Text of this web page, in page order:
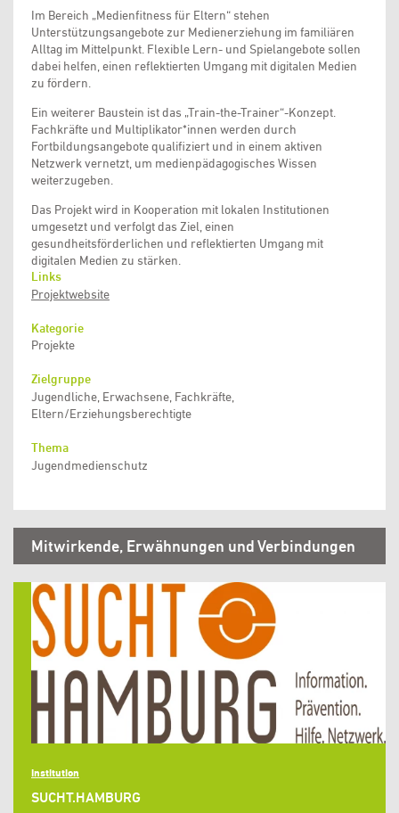
Im Bereich „Medienfitness für Eltern“ stehen
Unterstützungsangebote zur Medienerziehung im familiären
Alltag im Mittelpunkt. Flexible Lern- und Spielangebote sollen
dabei helfen, einen reflektierten Umgang mit digitalen Medien
zu fördern.
Ein weiterer Baustein ist das „Train-the-Trainer“-Konzept.
Fachkräfte und Multiplikator*innen werden durch
Fortbildungsangebote qualifiziert und in einem aktiven
Netzwerk vernetzt, um medienpädagogisches Wissen
weiterzugeben.
Das Projekt wird in Kooperation mit lokalen Institutionen
umgesetzt und verfolgt das Ziel, einen
gesundheitsförderlichen und reflektierten Umgang mit
digitalen Medien zu stärken.
Links
Projektwebsite
Kategorie
Projekte
Zielgruppe
Jugendliche, Erwachsene, Fachkräfte,
Eltern/Erziehungsberechtigte
Thema
Jugendmedienschutz
Mitwirkende, Erwähnungen und Verbindungen
Institution
SUCHT.HAMBURG